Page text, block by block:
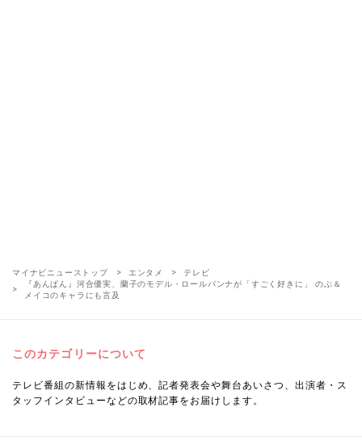
マイナビニューストップ エンタメ
テレビ
『あんぱん』河合優実、蘭子のモデル・ロールパンナが「すごく好きに」 のぶ＆
メイコのキャラにも言及
このカテゴリーについて
テレビ番組の新情報をはじめ、記者発表会や舞台あいさつ、出演者・ス
タッフインタビューなどの取材記事をお届けします。